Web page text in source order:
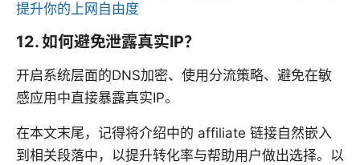
提升你的上网自由度
12. 如何避免泄露真实IP？
开启系统层面的DNS加密、使用分流策略、避免在敏
感应用中直接暴露真实IP。
在本文末尾，记得将介绍中的 affiliate 链接自然嵌入
到相关段落中，以提升转化率与帮助用户做出选择。以